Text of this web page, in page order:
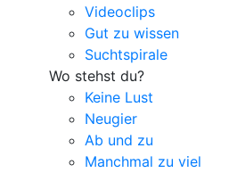
Videoclips
Gut zu wissen
Suchtspirale
Wo stehst du?
Keine Lust
Neugier
Ab und zu
Manchmal zu viel